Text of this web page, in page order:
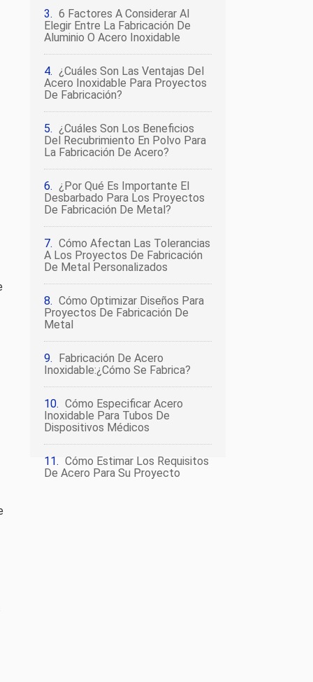
6 Factores A Considerar Al
Elegir Entre La Fabricación De
Aluminio O Acero Inoxidable
¿Cuáles Son Las Ventajas Del
Acero Inoxidable Para Proyectos
De Fabricación?
¿Cuáles Son Los Beneficios
Del Recubrimiento En Polvo Para
La Fabricación De Acero?
¿Por Qué Es Importante El
Desbarbado Para Los Proyectos
De Fabricación De Metal?
Cómo Afectan Las Tolerancias
A Los Proyectos De Fabricación
De Metal Personalizados
Cómo Optimizar Diseños Para
Proyectos De Fabricación De
Metal
Fabricación De Acero
Inoxidable:¿Cómo Se Fabrica?
Cómo Especificar Acero
Inoxidable Para Tubos De
Dispositivos Médicos
Cómo Estimar Los Requisitos
De Acero Para Su Proyecto